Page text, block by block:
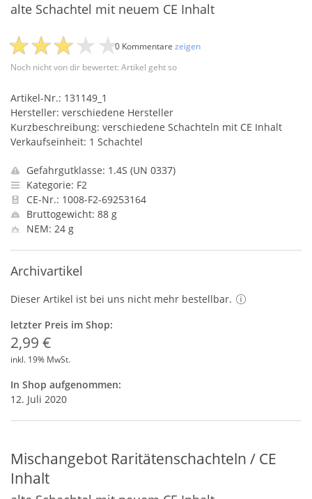
alte Schachtel mit neuem CE Inhalt
Noch nicht von dir bewertet: Artikel geht so
0 Kommentare zeigen
Artikel-Nr.: 131149_1
Hersteller: verschiedene Hersteller
Kurzbeschreibung: verschiedene Schachteln mit CE Inhalt
Verkaufseinheit: 1 Schachtel
Gefahrgutklasse: 1.4S (UN 0337)
Kategorie: F2
CE-Nr.: 1008-F2-69253164
Bruttogewicht: 88 g
NEM: 24 g
Archivartikel
Dieser Artikel ist bei uns nicht mehr bestellbar.
letzter Preis im Shop:
2,99 €
inkl. 19% MwSt.
In Shop aufgenommen:
12. Juli 2020
Mischangebot Raritätenschachteln / CE
Inhalt